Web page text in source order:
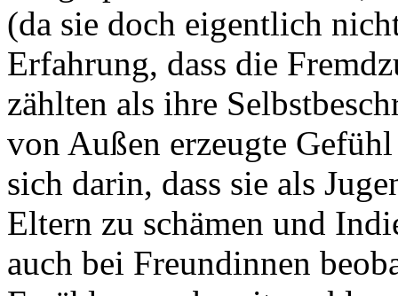
(da sie doch eigentlich
Erfahrung, dass die
zählten als ihre
von Außen erzeugte
sich darin, dass sie als
Eltern zu schämen und
auch bei Freundinnen